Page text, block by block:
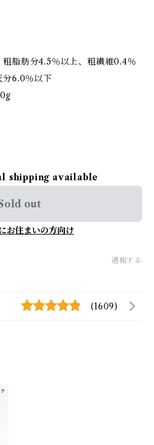
脂肪分4.5％以上、粗繊維0.4％
分6.0％以下
shipping available
out
お住まいの方向け
通報する
(1609)